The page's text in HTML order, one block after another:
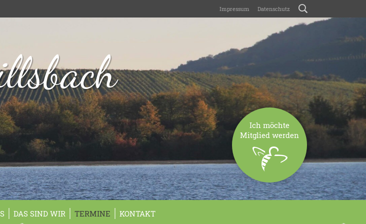
Impressum Datenschutz
Ich möchte
Mitglied werden
DAS SIND WIR TERMINE KONTAKT